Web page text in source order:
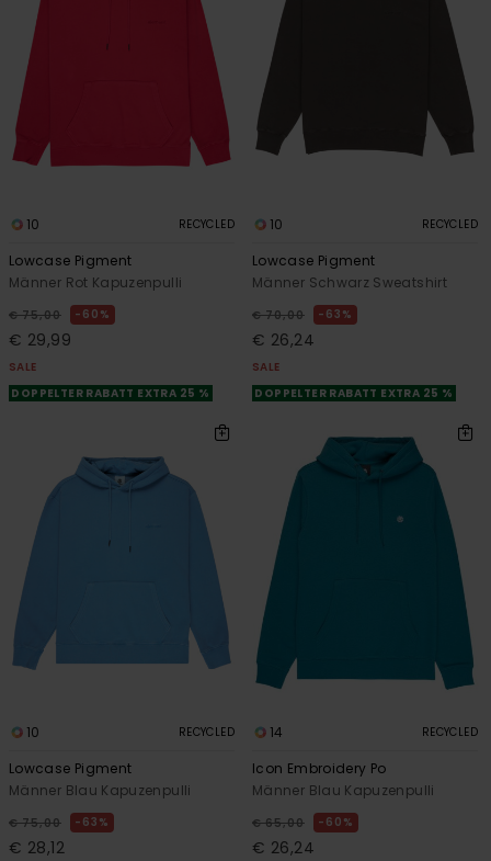
10 RECYCLED
Lowcase Pigment
Männer Rot Kapuzenpulli
€ 75,00 60%
€ 29,99
SALE
DOPPELTER RABATT EXTRA 25 %
10 RECYCLED
Lowcase Pigment
Männer Schwarz Sweatshirt
€ 70,00 63%
€ 26,24
SALE
DOPPELTER RABATT EXTRA 25 %
10 RECYCLED
Lowcase Pigment
Männer Blau Kapuzenpulli
€ 75,00 63%
€ 28,12
14 RECYCLED
Icon Embroidery Po
Männer Blau Kapuzenpulli
€ 65,00 60%
€ 26,24